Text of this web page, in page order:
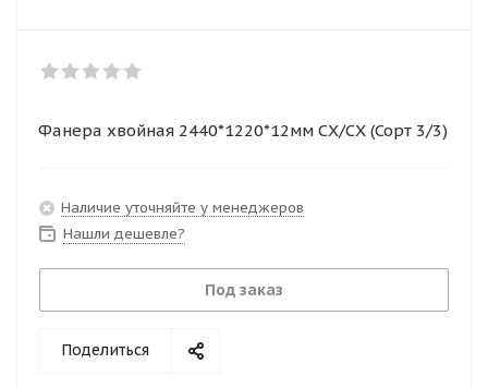
Фанера хвойная 2440*1220*12мм СХ/СХ (Сорт 3/3)
Наличие уточняйте у менеджеров
Нашли дешевле?
Под заказ
Поделиться